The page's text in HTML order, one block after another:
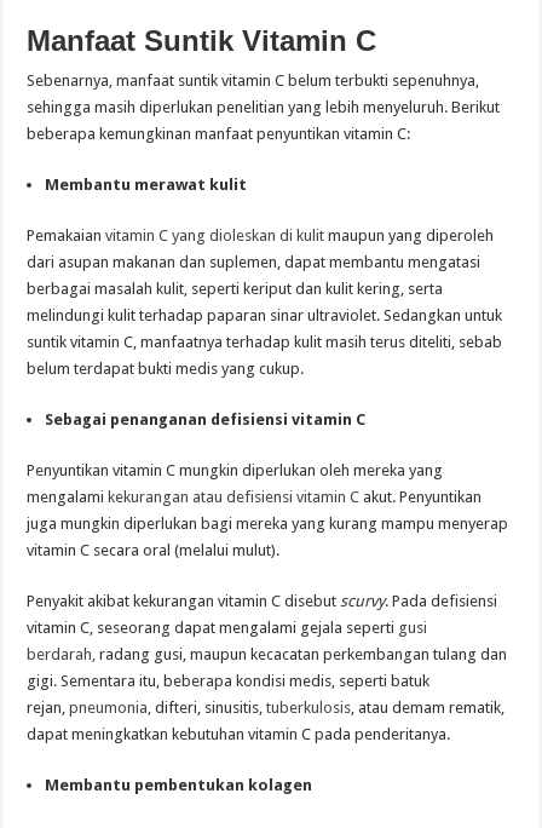
Manfaat Suntik Vitamin C
Sebenarnya, manfaat suntik vitamin C belum terbukti sepenuhnya,
sehingga masih diperlukan penelitian yang lebih menyeluruh. Berikut
beberapa kemungkinan manfaat penyuntikan vitamin C:
Membantu merawat kulit
Pemakaianvitamin C yang dioleskan di kulit maupun yang diperoleh
dari asupan makanan dan suplemen, dapat membantu mengatasi
berbagai masalah kulit, seperti keriput dan kulit kering, serta
melindungi kulit terhadap paparan sinar ultraviolet. Sedangkan untuk
suntik vitamin C, manfaatnya terhadap kulit masih terus diteliti, sebab
belum terdapat bukti medis yang cukup.
Sebagai penanganan defisiensi vitamin C
Penyuntikan vitamin C mungkin diperlukan oleh mereka yang
mengalami kekurangan atau defisiensi vitamin C akut. Penyuntikan
juga mungkin diperlukan bagi mereka yang kurang mampu menyerap
vitamin C secara oral (melalui mulut).
Penyakit akibat kekurangan vitamin C disebutscurvy. Pada defisiensi
vitamin C, seseorang dapat mengalami gejala seperti gusi
berdarah, radang gusi, maupun kecacatan perkembangan tulang dan
gigi. Sementara itu, beberapa kondisi medis, seperti batuk
rejan,pneumonia, difteri, sinusitis,tuberkulosis, atau demam rematik,
dapat meningkatkan kebutuhan vitamin C pada penderitanya.
Membantu pembentukan kolagen